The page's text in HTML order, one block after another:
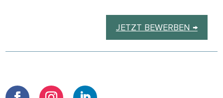
JETZT BEWERBEN →